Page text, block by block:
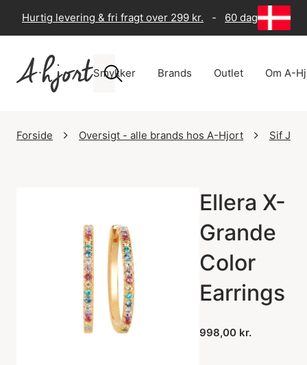
Hurtig levering & fri fragt over 299 kr. - 60 dages
Smykker Brands Outlet Om A-
Forside Oversigt - alle brands hos A-Hjort Sif
Ellera X-
Grande
Color
Earrings
998,00 kr.